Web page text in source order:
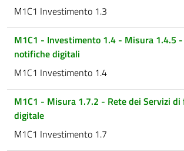
M1C1 Investimento 1.3
M1C1 - Investimento 1.4 - Misura 1.4.5
notifiche digitali
M1C1 Investimento 1.4
M1C1 - Misura 1.7.2 - Rete dei Servizi
digitale
M1C1 Investimento 1.7